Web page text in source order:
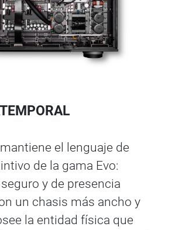
el lenguaje de
de la gama Evo:
y de presencia
un chasis más ancho y
la entidad física que